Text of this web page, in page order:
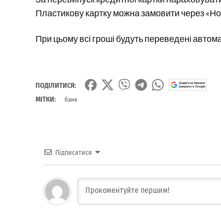
Пластикову картку можна замовити через
При цьому всі гроші будуть переведені
ПОДІЛИТИСЯ:
МІТКИ:
банк
Підписатися